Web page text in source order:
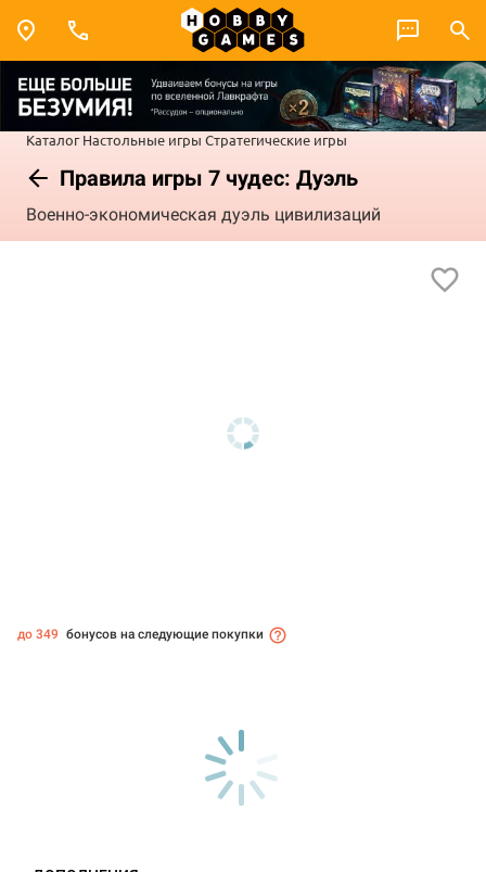
Каталог Настольные игры Стратегические игры
Правила игры 7 чудес: Дуэль
Военно-экономическая дуэль цивилизаций
до 349 бонусов на следующие покупки